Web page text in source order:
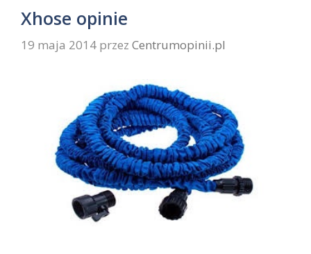
Xhose opinie
19 maja 2014 przez Centrumopinii.pl